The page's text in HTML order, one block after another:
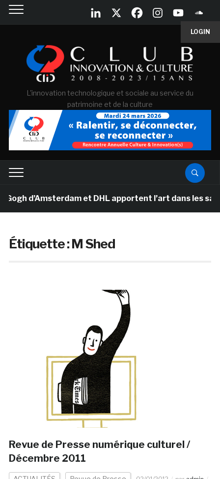
LOGIN
L'innovation technologique et sociale au service du
patrimoine et de la culture
d’Amsterdam et DHL apportent l’art dans les salles
Étiquette :M Shed
Revue de Presse numérique culturel /
Décembre 2011